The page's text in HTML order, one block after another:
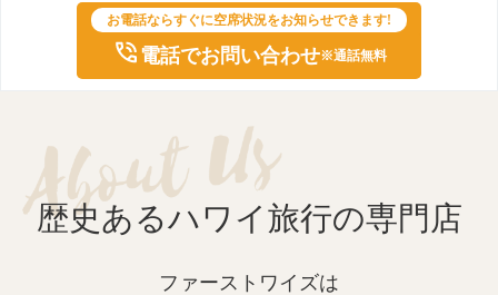
お電話ならすぐに空席状況をお知らせできます!
電話でお問い合わせ※通話無料
歴史あるハワイ旅行の専門店
ファーストワイズは